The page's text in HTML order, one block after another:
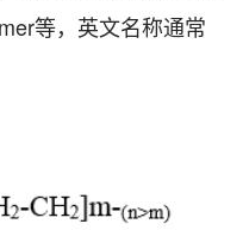
等，英文名称通常